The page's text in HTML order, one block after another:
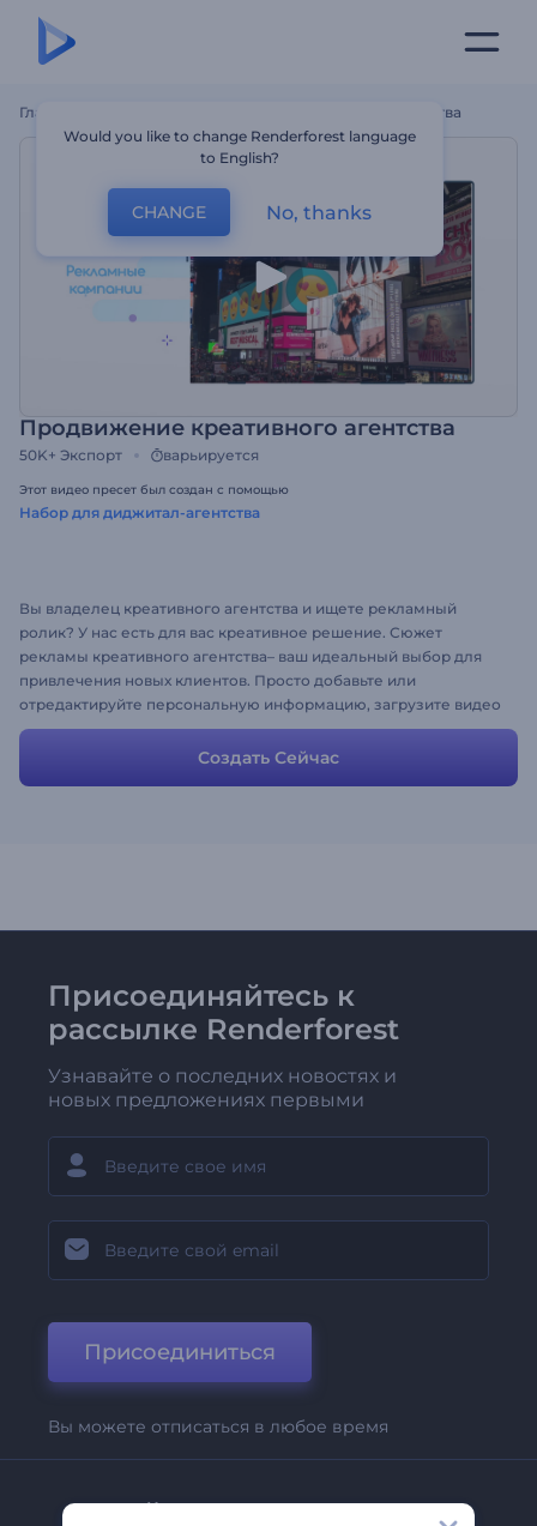
Главная Продвижение Креативного Агентства
Продвижение креативного агентства
50K+ Экспорт варьируется
Этот видео пресет был создан с помощью
Набор для диджитал-агентства
Вы владелец креативного агентства и ищете рекламный
ролик? У нас есть для вас креативное решение. Сюжет
рекламы креативного агентства– ваш идеальный выбор для
привлечения новых клиентов. Просто добавьте или
отредактируйте персональную информацию, загрузите видео
и встречайте клиентов!
Создать Сейчас
Присоединяйтесь к
рассылке Renderforest
Узнавайте о последних новостях и
новых предложениях первыми
Присоединиться
Вы можете отписаться в любое время
Компания
Would you like to change Renderforest language
to English?
CHANGE No, thanks